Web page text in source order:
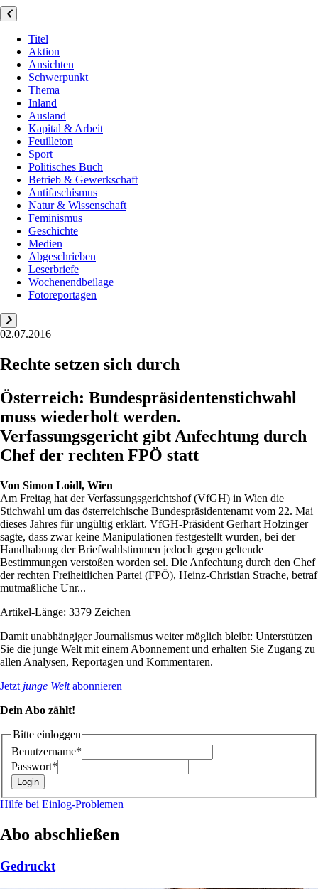
Titel
Aktion
Ansichten
Schwerpunkt
Thema
Inland
Ausland
Kapital & Arbeit
Feuilleton
Sport
Politisches Buch
Betrieb & Gewerkschaft
Antifaschismus
Natur & Wissenschaft
Feminismus
Geschichte
Medien
Abgeschrieben
Leserbriefe
Wochenendbeilage
Fotoreportagen
02.07.2016
Rechte setzen sich durch
Österreich: Bundespräsidentenstichwahl
muss wiederholt werden.
Verfassungsgericht gibt Anfechtung durch
Chef der rechten FPÖ statt
Von Simon Loidl, Wien
Am Freitag hat der Verfassungsgerichtshof (VfGH) in Wien die
Stichwahl um das österreichische Bundespräsidentenamt vom 22. Mai
dieses Jahres für ungültig erklärt. VfGH-Präsident Gerhart Holzinger
sagte, dass zwar keine Manipulationen festgestellt wurden, bei der
Handhabung der Briefwahlstimmen jedoch gegen geltende
Bestimmungen verstoßen worden sei. Die Anfechtung durch den Chef
der rechten Freiheitlichen Partei (FPÖ), Heinz-Christian Strache, betraf
mutmaßliche Unr...
Artikel-Länge: 3379 Zeichen
Damit unabhängiger Journalismus weiter möglich bleibt: Unterstützen
Sie die junge Welt mit einem Abonnement und erhalten Sie Zugang zu
allen Analysen, Reportagen und Kommentaren.
Jetzt junge Weltabonnieren
Dein Abo zählt!
Bitte einloggen
Benutzername*
Passwort*
Hilfe bei Einlog-Problemen
Abo abschließen
Gedruckt